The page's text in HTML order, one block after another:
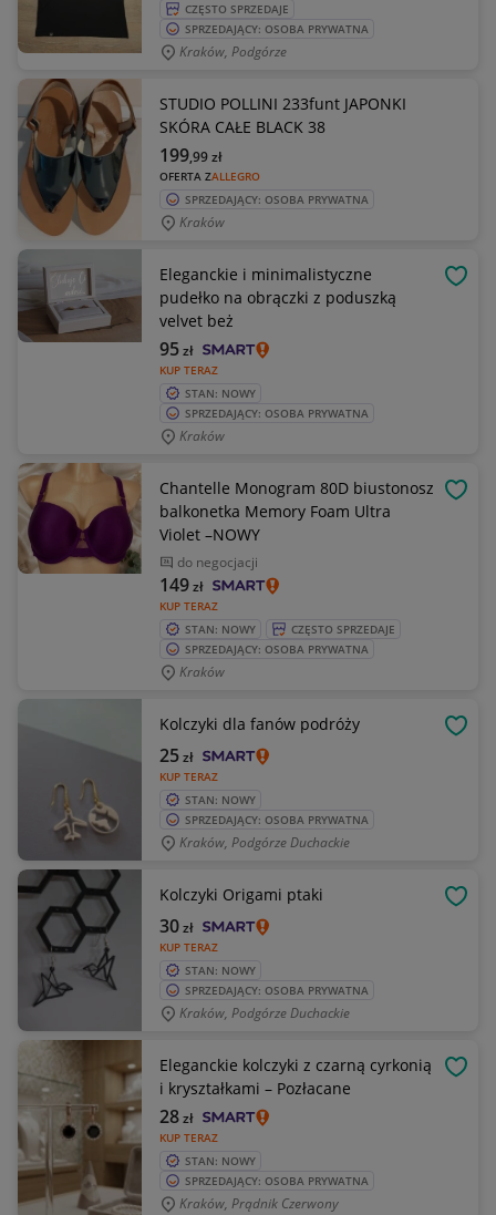
CZĘSTO SPRZEDAJE
SPRZEDAJĄCY: OSOBA PRYWATNA
Kraków, Podgórze
STUDIO POLLINI 233funt JAPONKI
SKÓRA CAŁE BLACK 38
OFERTA ZALLEGRO
199,99zł
SPRZEDAJĄCY: OSOBA PRYWATNA
Kraków
Eleganckie i minimalistyczne
pudełko na obrączki z poduszką
velvet beż
KUP TERAZ
95zł
STAN: NOWY
SPRZEDAJĄCY: OSOBA PRYWATNA
Kraków
Chantelle Monogram 80D biustonosz
balkonetka Memory Foam Ultra
Violet –NOWY
do negocjacji
KUP TERAZ
149zł
STAN: NOWY
CZĘSTO SPRZEDAJE
SPRZEDAJĄCY: OSOBA PRYWATNA
Kraków
Kolczyki dla fanów podróży
KUP TERAZ
25zł
STAN: NOWY
SPRZEDAJĄCY: OSOBA PRYWATNA
Kraków, Podgórze Duchackie
Kolczyki Origami ptaki
KUP TERAZ
30zł
STAN: NOWY
SPRZEDAJĄCY: OSOBA PRYWATNA
Kraków, Podgórze Duchackie
Eleganckie kolczyki z czarną cyrkonią
i kryształkami – Pozłacane
KUP TERAZ
28zł
STAN: NOWY
SPRZEDAJĄCY: OSOBA PRYWATNA
Kraków, Prądnik Czerwony